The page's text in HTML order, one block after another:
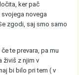
ker pač
novega
zgodi, saj smo samo
te prevara, pa mu
živiš z njim v
bi bilo pri tem ( v